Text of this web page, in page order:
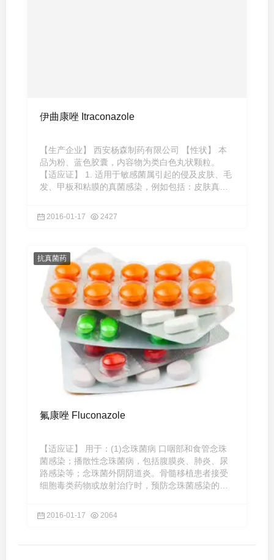
伊曲康唑 Itraconazole
【生产企业】 西安杨森制药有限公司 【性状】 本
品为粉、蓝色胶囊，内容物为类白色丸状颗粒。
【适应证】 1. 适用于敏感菌属引起的侵及皮肤、毛
发、甲板和粘膜的真菌感染，例如包括：皮肤真菌
2016-01-17 2427
抗真菌药
氟康唑 Fluconazole
【适应证】 用于：(1)念珠菌病 口咽部和食管念珠
菌感染；播散性念珠菌病，包括腹膜炎、肺炎、尿
路感染等；念珠菌外阴阴道炎。骨髓移植患者接受
细胞毒类药物或放射治疗时，预防念珠菌感染的发
2016-01-17 2064